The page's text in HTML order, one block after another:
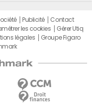
Publicité
Contact
les cookies
Gérer Utiq
légales
Groupe Figaro